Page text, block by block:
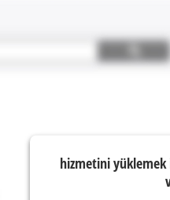
hizmetini yüklemek